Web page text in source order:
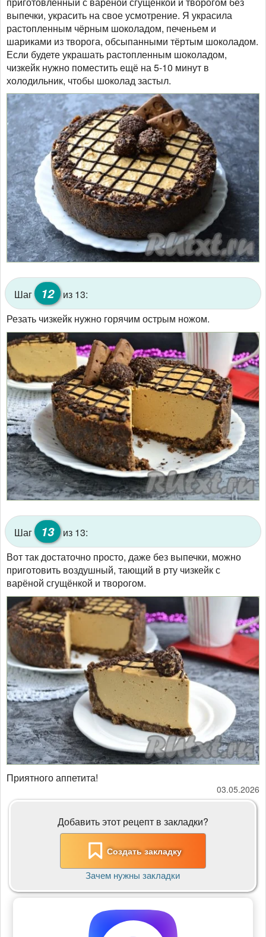
выпечки, украсить на свое усмотрение. Я украсила
растопленным чёрным шоколадом, печеньем и
шариками из творога, обсыпанными тёртым шоколадом.
Если будете украшать растопленным шоколадом,
чизкейк нужно поместить ещё на 5-10 минут в
холодильник, чтобы шоколад застыл.
Шаг 12 из 13:
Резать чизкейк нужно горячим острым ножом.
Шаг 13 из 13:
Вот так достаточно просто, даже без выпечки, можно
приготовить воздушный, тающий в рту чизкейк с
варёной сгущёнкой и творогом.
Приятного аппетита!
03.05.2026
Добавить этот рецепт в закладки?
Создать закладку
Зачем нужны закладки